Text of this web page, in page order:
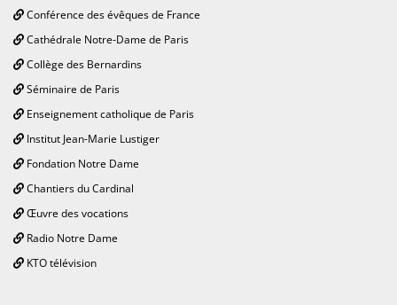
Conférence des évêques de France
Cathédrale Notre-Dame de Paris
Collège des Bernardins
Séminaire de Paris
Enseignement catholique de Paris
Institut Jean-Marie Lustiger
Fondation Notre Dame
Chantiers du Cardinal
Œuvre des vocations
Radio Notre Dame
KTO télévision